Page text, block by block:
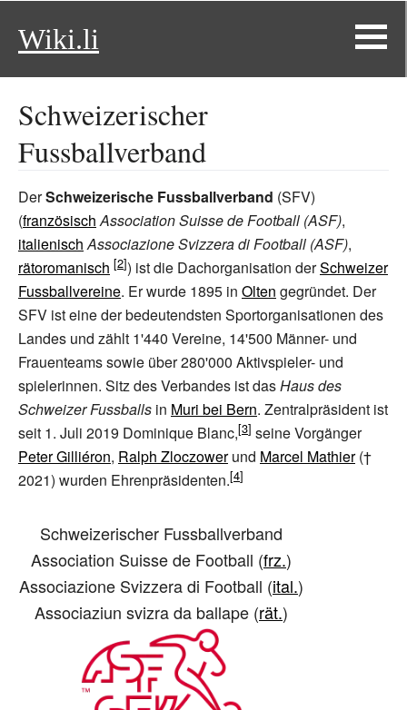
Wiki.li
Schweizerischer
Fussballverband
DerSchweizerische Fussballverband (SFV)
(französisch Association Suisse de Football (ASF),
italienisch Associazione Svizzera di Football (ASF),
rätoromanisch
) ist die Dachorganisation derSchweizer
Fussballvereine. Er wurde 1895 in Olten gegründet. Der
SFV ist eine der bedeutendsten Sportorganisationen des
Landes und zählt 1'440 Vereine, 14'500 Männer- und
Frauenteams sowie über 280'000 Aktivspieler- und
spielerinnen. Sitz des Verbandes ist dasHaus des
Schweizer Fussballs in Muri bei Bern. Zentralpräsident ist
seit 1. Juli 2019 Dominique Blanc,
seine Vorgänger
Peter Gilliéron, Ralph Zloczowerund Marcel Mathier(†
2021) wurden Ehrenpräsidenten.
Schweizerischer Fussballverband
Association Suisse de Football (frz.)
Associazione Svizzera di Football (ital.)
Associaziun svizra da ballape (rät.)